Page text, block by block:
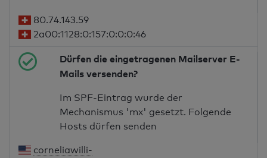
80.74.143.59
2a00:1128:0:157:0:0:0:46
Dürfen die eingetragenen Mailserver E-
Mails versenden?
Im SPF-Eintrag wurde der
Mechanismus 'mx' gesetzt. Folgende
Hosts dürfen senden
corneliawilli-